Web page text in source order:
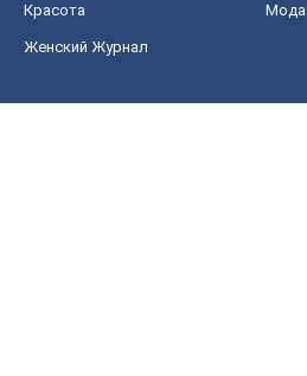
Красота Мода
Женский Журнал